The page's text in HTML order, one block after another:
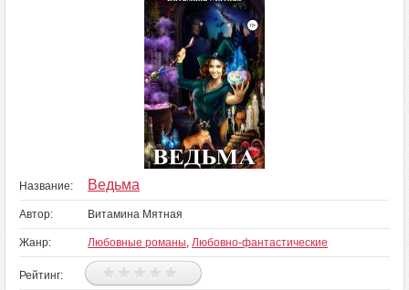
Название: Ведьма
Автор: Витамина Мятная
Жанр: Любовные романы, Любовно-фантастические
Рейтинг: